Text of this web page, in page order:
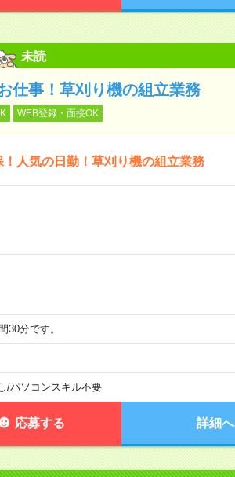
未読
仕事！草刈り機の組立業務
WEB登録・面接OK
人気の日勤！草刈り機の組立業務
分です。
/パソコンスキル不要
応募する 詳細へ